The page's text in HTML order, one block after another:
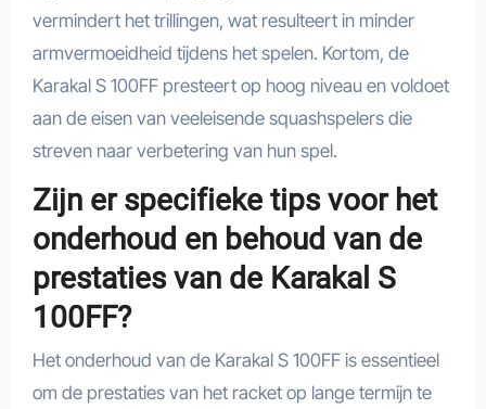
vermindert het trillingen, wat resulteert in minder
armvermoeidheid tijdens het spelen. Kortom, de
Karakal S 100FF presteert op hoog niveau en voldoet
aan de eisen van veeleisende squashspelers die
streven naar verbetering van hun spel.
Zijn er specifieke tips voor het
onderhoud en behoud van de
prestaties van de Karakal S
100FF?
Het onderhoud van de Karakal S 100FF is essentieel
om de prestaties van het racket op lange termijn te